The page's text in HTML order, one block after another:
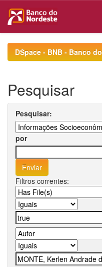
navigationDSpace - BNB - Banco
Pesquisar
Pesquisar:
por
Filtros correntes: